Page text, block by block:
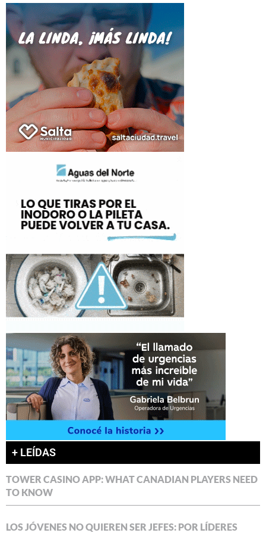
+ LEÍDAS
TOWER CASINO APP: WHAT CANADIAN PLAYERS NEED
TO KNOW
LOS JÓVENES NO QUIEREN SER JEFES: POR LÍDERES